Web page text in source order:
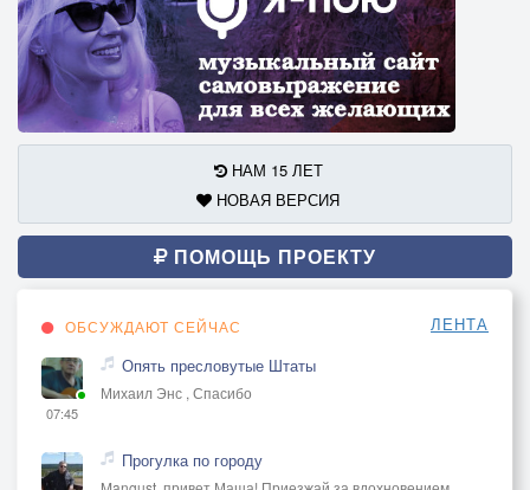
НАМ 15 ЛЕТ
НОВАЯ ВЕРСИЯ
ПОМОЩЬ ПРОЕКТУ
ОБСУЖДАЮТ СЕЙЧАС ЛЕНТА
07:45
Опять пресловутые Штаты
Михаил Энс , Спасибо
Прогулка по городу